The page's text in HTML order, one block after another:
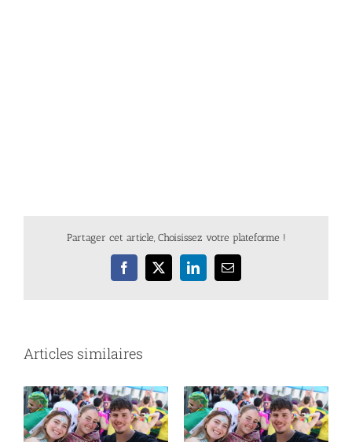
Partager cet article, Choisissez votre plateforme !
Facebook
X LinkedInEmail
Articles similaires